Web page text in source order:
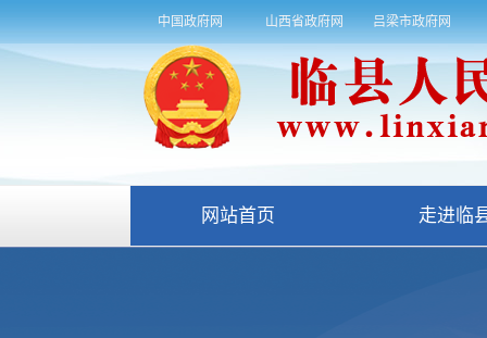
中国政府网 山西省政府网 吕梁市政府网
网站首页 走进临